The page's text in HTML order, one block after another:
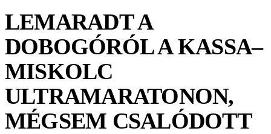
LEMARADT A
DOBOGÓRÓL A KASSA–
MISKOLC
ULTRAMARATONON,
MÉGSEM CSALÓDOTT